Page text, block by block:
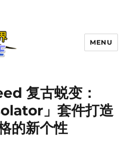
MENU
复古蜕变：
」套件打造
的新个性